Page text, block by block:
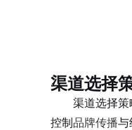
渠道选择
渠道选择策略
控制 品牌传播与